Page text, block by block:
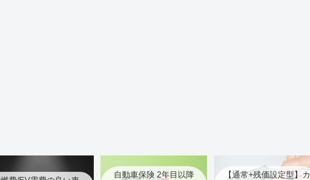
自動車保険 2年目以降
【通常+残価設定型】カ